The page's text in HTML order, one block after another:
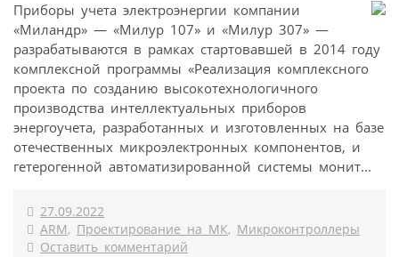
Приборы учета электроэнергии компании
«Миландр» — «Милур 107» и «Милур 307» —
разрабатываются в рамках стартовавшей в 2014 году
комплексной программы «Реализация комплексного
проекта по созданию высокотехнологичного
производства интеллектуальных приборов
энергоучета, разработанных и изготовленных на базе
отечественных микроэлектронных компонентов, и
гетерогенной автоматизированной системы монит...
27.09.2022
ARM, Проектирование на МК, Микроконтроллеры
Оставить комментарий